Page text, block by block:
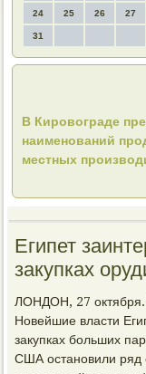
24 25 26 27
31
В Кировограде
наименований
местных
Египет
закупках
ЛОНДОН, 27
Новейшие власти
закупках больших
США остановили ряд